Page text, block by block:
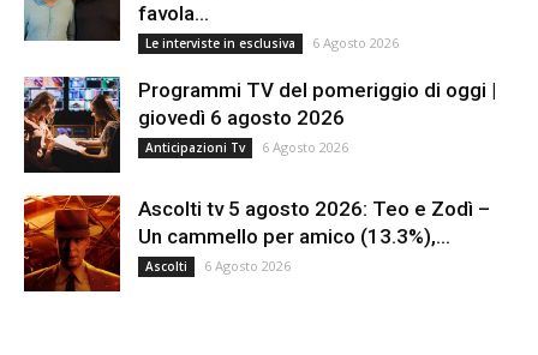
favola...
Le interviste in esclusiva 6 Agosto 2026
Programmi TV del pomeriggio di oggi |
giovedì 6 agosto 2026
Anticipazioni Tv 6 Agosto 2026
Ascolti tv 5 agosto 2026: Teo e Zodì –
Un cammello per amico (13.3%),...
Ascolti 6 Agosto 2026